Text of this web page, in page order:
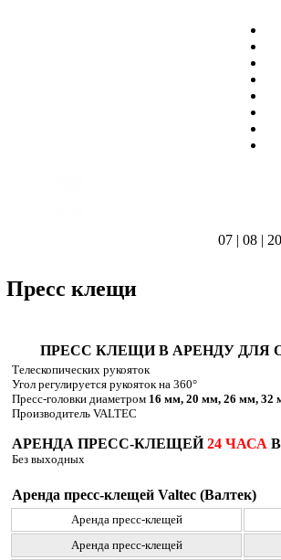
07 | 08 |
Пресс клещи
ПРЕСС КЛЕЩИ В АРЕНДУ
Телескопических рукояток
Угол регулируется рукояток на 360°
Пресс-головки диаметром 16 мм, 20 мм, 26 мм, 32
Производитель VALTEC
АРЕНДА ПРЕСС-КЛЕЩЕЙ24 ЧАСА
Без выходных
Аренда пресс-клещей Valtec (Валтек)
Аренда пресс-клещей
Аренда пресс-клещей